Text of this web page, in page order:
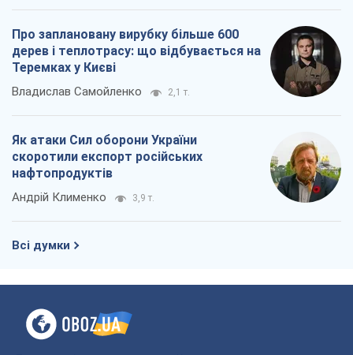
Про заплановану вирубку більше 600
дерев і теплотрасу: що відбувається на
Теремках у Києві
Владислав Самойленко 2,1 т.
Як атаки Сил оборони України
скоротили експорт російських
нафтопродуктів
Андрій Клименко 3,9 т.
Всі думки